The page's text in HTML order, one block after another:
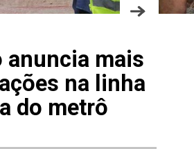
anuncia mais
na linha
do metrô